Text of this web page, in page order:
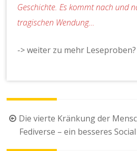
Geschichte. Es kommt nach und
tragischen Wendung…
-> weiter zu mehr Leseproben?
Beitragsnavigation
Die vierte Kränkung der
Fediverse – ein besseres